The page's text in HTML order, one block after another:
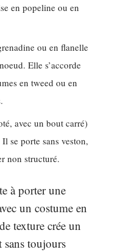
en popeline ou en
ou en flanelle
Elle s’accorde
en tweed ou en
avec un bout carré)
se porte sans veston,
non structuré.
à porter une
un costume en
texture crée un
sans toujours